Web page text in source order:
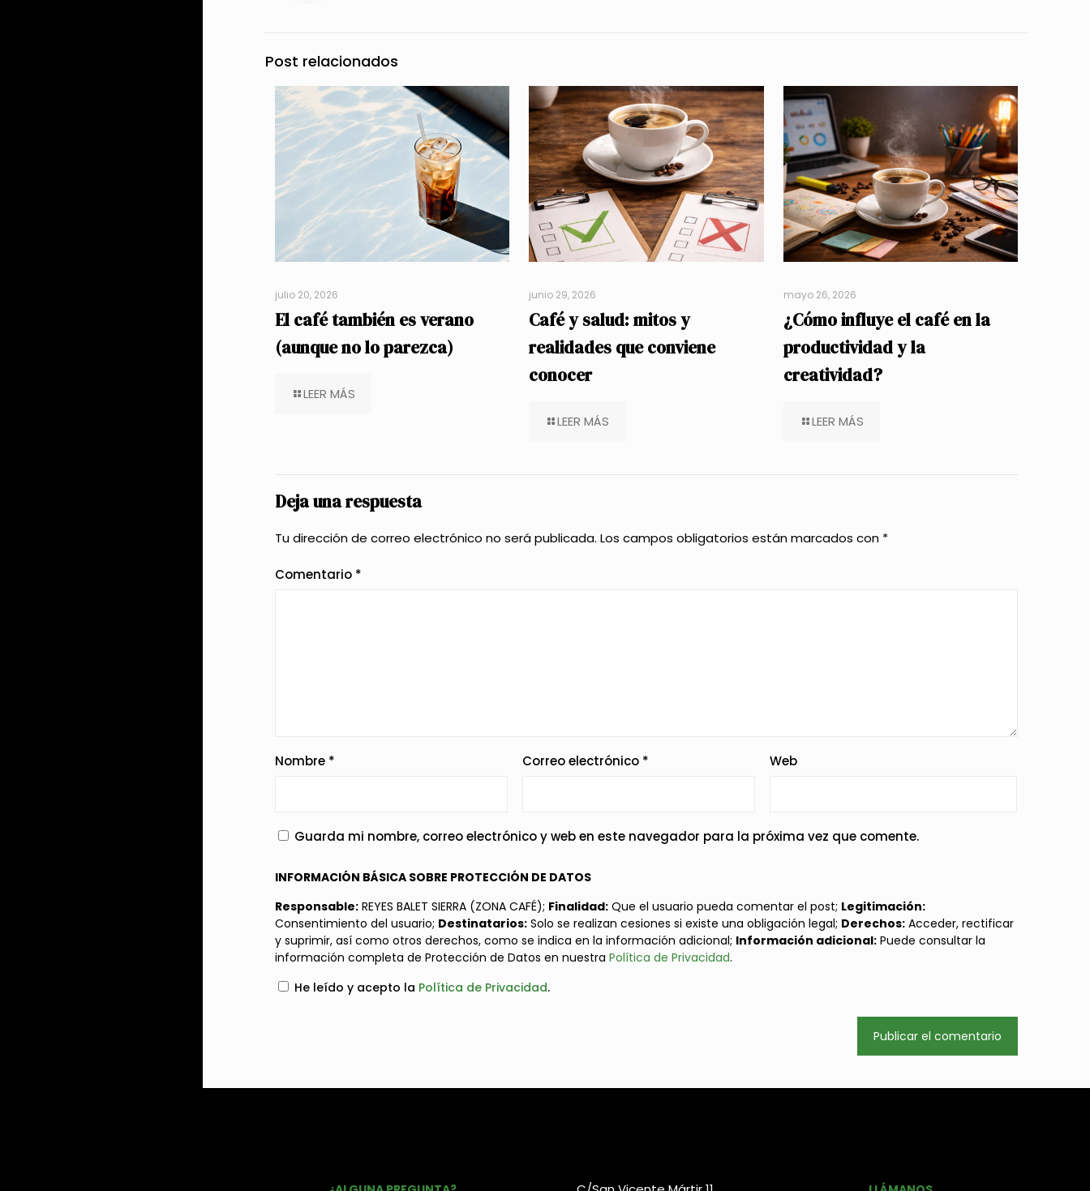
Post relacionados
julio 20, 2026
El café también es verano
(aunque no lo parezca)
LEER MÁS
junio 29, 2026
Café y salud: mitos y
realidades que conviene
conocer
LEER MÁS
mayo 26, 2026
¿Cómo influye el café en la
productividad y la
creatividad?
LEER MÁS
Deja una respuesta
Tu dirección de correo electrónico no será publicada. Los campos obligatorios están marcados con *
Comentario *
Nombre * Correo electrónico * Web
Guarda mi nombre, correo electrónico y web en este navegador para la próxima vez que comente.
INFORMACIÓN BÁSICA SOBRE PROTECCIÓN DE DATOS
Responsable: REYES BALET SIERRA (ZONA CAFÉ); Finalidad: Que el usuario pueda comentar el post; Legitimación:
Consentimiento del usuario; Destinatarios: Solo se realizan cesiones si existe una obligación legal; Derechos: Acceder, rectificar
y suprimir, así como otros derechos, como se indica en la información adicional; Información adicional: Puede consultar la
información completa de Protección de Datos en nuestra Política de Privacidad.
He leído y acepto la Política de Privacidad.